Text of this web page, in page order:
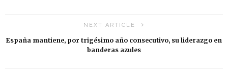
NEXT ARTICLE
España mantiene, por trigésimo año consecutivo, su liderazgo en
banderas azules